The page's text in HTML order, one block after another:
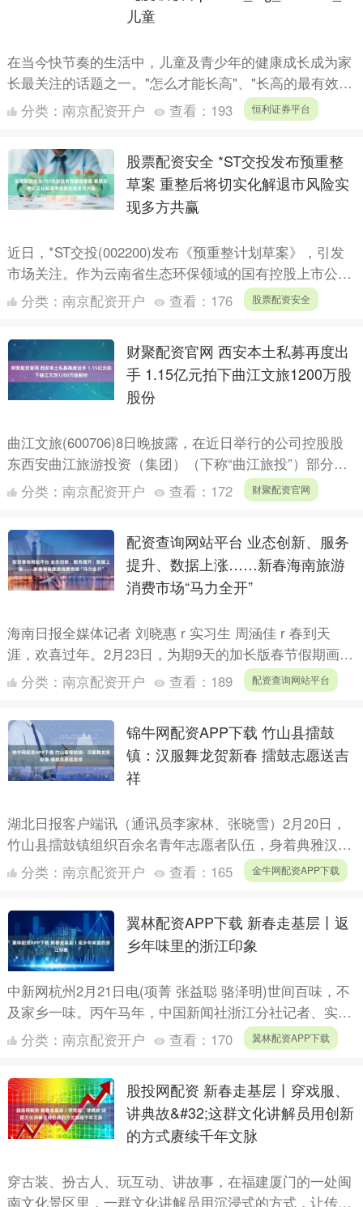
儿童
在当今快节奏的生活中，儿童及青少年的健康成长成为家
长最关注的话题之一。"怎么才能长高"、"长高的最有效方
法"等关键词长期占据育儿类搜索榜单前列。氨基丁酸
分类： 南京配资开户 查看： 193 恒利证券平台
股票配资安全 *ST交投发布预重整
草案 重整后将切实化解退市风险实
现多方共赢
近日，*ST交投(002200)发布《预重整计划草案》，引发
市场关注。作为云南省生态环保领域的国有控股上市公
司，长期深陷债务危机，濒临退市边缘，此次预重整充分
分类： 南京配资开户 查看： 176 股票配资安全
财聚配资官网 西安本土私募再度出
手 1.15亿元拍下曲江文旅1200万股
股份
曲江文旅(600706)8日晚披露，在近日举行的公司控股股
东西安曲江旅游投资（集团）（下称“曲江旅投”）部分持
股的司法拍卖中，陕西润研科技有限责任公司（下
分类： 南京配资开户 查看： 172 财聚配资官网
配资查询网站平台 业态创新、服务
提升、数据上涨……新春海南旅游
消费市场“马力全开”
海南日报全媒体记者 刘晓惠 r 实习生 周涵佳 r 春到天
涯，欢喜过年。2月23日，为期9天的加长版春节假期画上
句号。这个春节，海南天气晴好、春意盎然，来自天南....
分类： 南京配资开户 查看： 189 配资查询网站平台
锦牛网配资APP下载 竹山县擂鼓
镇：汉服舞龙贺新春 擂鼓志愿送吉
祥
湖北日报客户端讯（通讯员李家林、张晓雪）2月20日，
竹山县擂鼓镇组织百余名青年志愿者队伍，身着典雅汉服
开展舞龙表演，亮相全县新春民俗展演，向全县人民送上
分类： 南京配资开户 查看： 165 金牛网配资APP下载
翼林配资APP下载 新春走基层丨返
乡年味里的浙江印象
中新网杭州2月21日电(项菁 张益聪 骆泽明)世间百味，不
及家乡一味。丙午马年，中国新闻社浙江分社记者、实习
生三人，从杭州回到浙西南、浙北、浙中家乡。三地三道
分类： 南京配资开户 查看： 170 翼林配资APP下载
股投网配资 新春走基层丨穿戏服、
讲典故&#32;这群文化讲解员用创新
的方式赓续千年文脉
穿古装、扮古人、玩互动、讲故事，在福建厦门的一处闽
南文化景区里，一群文化讲解员用沉浸式的方式，让传统